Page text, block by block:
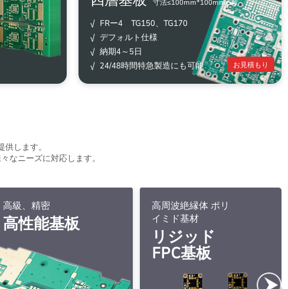
寸法≤100mm*100mm 5枚
√ FRー4 TG150、TG170
√ デフォルト仕様
√ 納期4～5日
√ 24/48時間特急製造にも可能
お見積もり
します。
なニーズに対応します。
高級、精密
高性能基板
高周波絶縁体 ポリ
イミド基材
リジッド
FPC基板